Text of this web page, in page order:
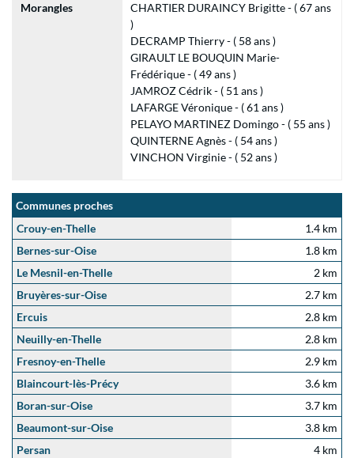
Morangles
CHARTIER DURAINCY Brigitte - ( 67 ans
)
DECRAMP Thierry - ( 58 ans )
GIRAULT LE BOUQUIN Marie-
Frédérique - ( 49 ans )
JAMROZ Cédrik - ( 51 ans )
LAFARGE Véronique - ( 61 ans )
PELAYO MARTINEZ Domingo - ( 55 ans )
QUINTERNE Agnès - ( 54 ans )
VINCHON Virginie - ( 52 ans )
Communes proches
Crouy-en-Thelle
1.4 km
Bernes-sur-Oise
1.8 km
Le Mesnil-en-Thelle
2 km
Bruyères-sur-Oise
2.7 km
Ercuis
2.8 km
Neuilly-en-Thelle
2.8 km
Fresnoy-en-Thelle
2.9 km
Blaincourt-lès-Précy
3.6 km
Boran-sur-Oise
3.7 km
Beaumont-sur-Oise
3.8 km
Persan
4 km